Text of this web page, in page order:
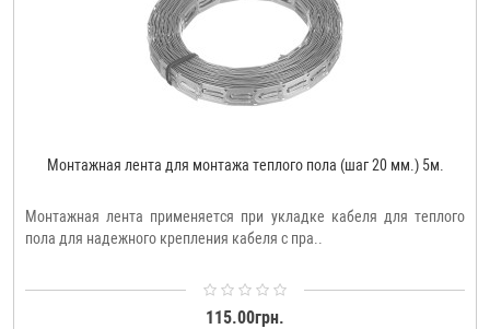
Монтажная лента для монтажа теплого пола (шаг 20 мм.) 5м.
Монтажная лента применяется при укладке кабеля для теплого
пола для надежного крепления кабеля с пра..
115.00грн.